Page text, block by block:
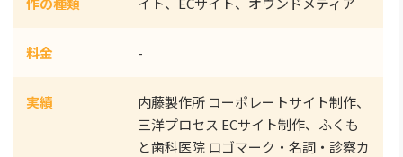
料金 -
実績
内藤製作所 コーポレートサイト制作、
三洋プロセス ECサイト制作、ふくも
と歯科医院 ロゴマーク・名詞・診察カ